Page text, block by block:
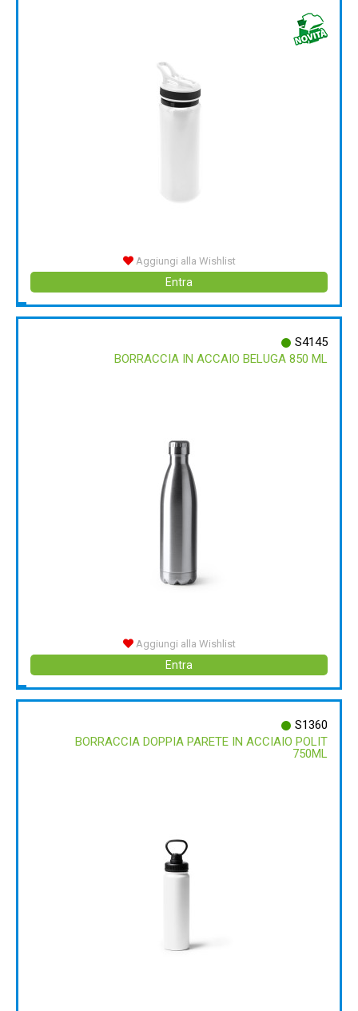
Aggiungi alla Wishlist
Entra
S4145
BORRACCIA IN ACCAIO BELUGA 850 ML
Aggiungi alla Wishlist
Entra
S1360
BORRACCIA DOPPIA PARETE IN ACCIAIO POLIT
750ML